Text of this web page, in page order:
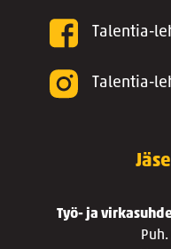
Talentia-
Talentia-
Työ- ja